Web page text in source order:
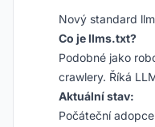
Nový standard
Co je llms.txt?
Podobné jako
crawlery. Říká
Aktuální stav:
Počáteční